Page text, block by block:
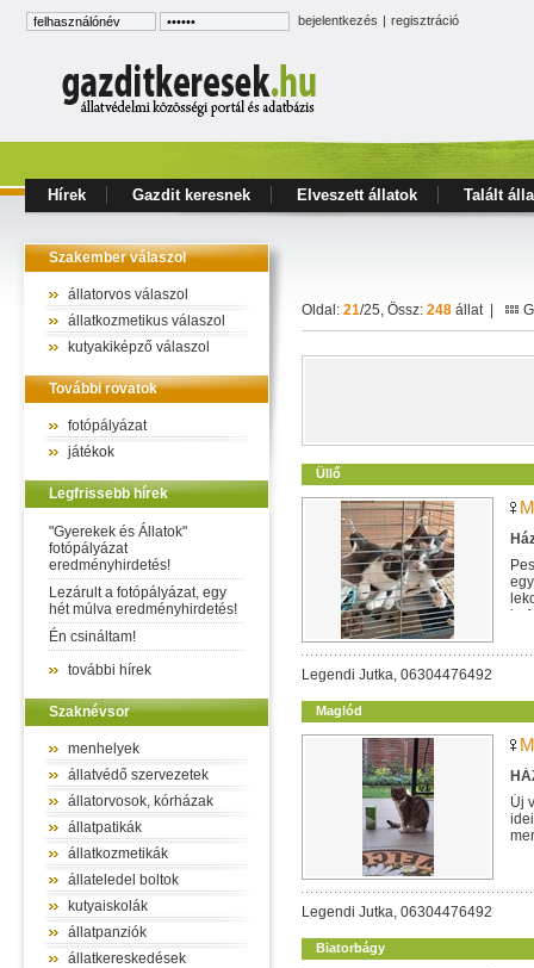
bejelentkezés | regisztráció
Hírek Gazdit keresnek Elveszett állatok Talált
Szakember válaszol
állatorvos válaszol
állatkozmetikus válaszol
kutyakiképző válaszol
További rovatok
fotópályázat
játékok
Legfrissebb hírek
"Gyerekek és Állatok"
fotópályázat
eredményhirdetés!
Lezárult a fotópályázat, egy
hét múlva eredményhirdetés!
Én csináltam!
további hírek
Szaknévsor
menhelyek
állatvédő szervezetek
állatorvosok, kórházak
állatpatikák
állatkozmetikák
állateledel boltok
kutyaiskolák
állatpanziók
állatkereskedések
Oldal: 21/25, Össz: 248 állat |
Üllő
Legendi Jutka, 06304476492
Maglód
Új
Legendi Jutka, 06304476492
Biatorbágy